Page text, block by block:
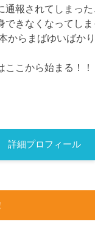
通報されてしまっ
できなくなってしま
からまばゆいばか
こから始まる！！
詳細プロフィール